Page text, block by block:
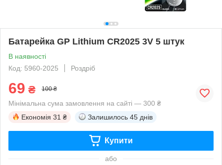
Батарейка GP Lithium CR2025 3V 5 штук
В наявності
Код: 5960-2025
Роздріб
69 ₴ 100 ₴
Мінімальна сума замовлення на сайті — 300 ₴
Економія 31 ₴ Залишилось 45 днів
Купити
або